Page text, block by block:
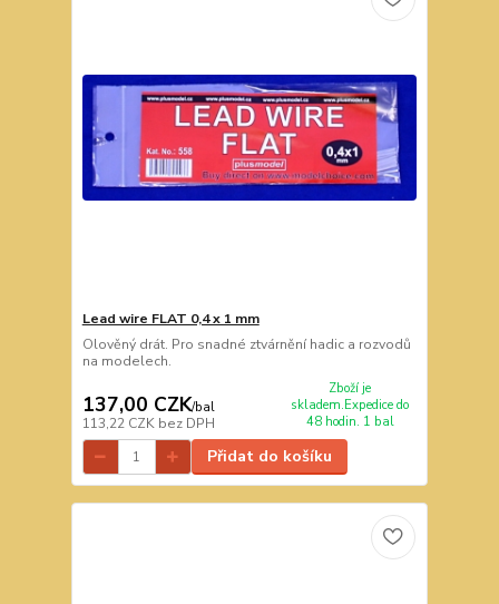
Lead wire FLAT 0,4 x 1 mm
Olověný drát. Pro snadné ztvárnění hadic a rozvodů
na modelech.
137,00 CZK/bal
113,22 CZK bez DPH
Zboží je
skladem.Expedice do
48 hodin. 1 bal
Přidat do košíku